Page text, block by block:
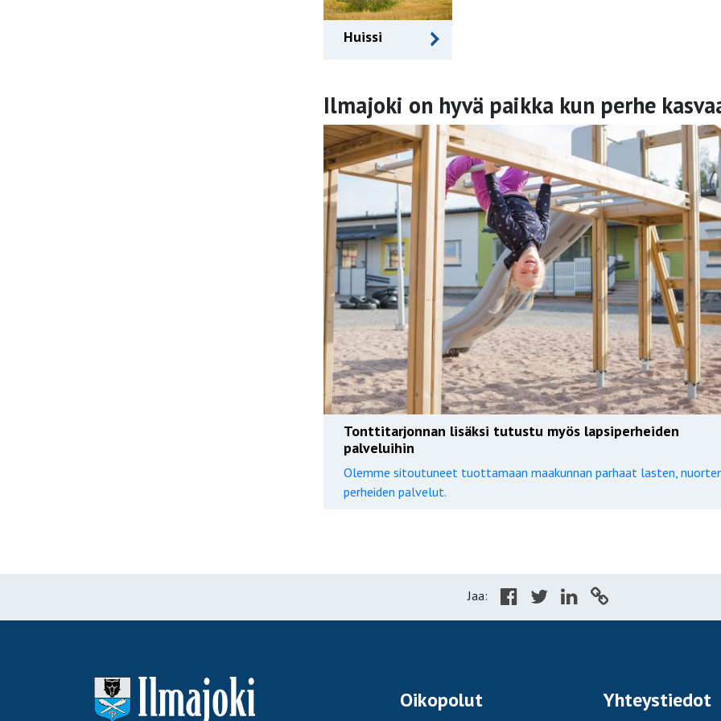
Huissi
Ilmajoki on hyvä paikka kun perhe
Tonttitarjonnan lisäksi tutustu myös lapsiperheiden
palveluihin
Olemme sitoutuneet tuottamaan maakunnan parhaat lasten,
perheiden palvelut.
Jaa:
Oikopolut Yhteystiedot